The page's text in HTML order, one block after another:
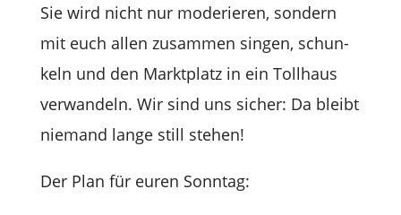
Sie wird nicht nur mode­rie­ren, son­dern
mit euch allen zusam­men sin­gen, schun­
keln und den Markt­platz in ein Toll­haus
ver­wan­deln. Wir sind uns sicher: Da bleibt
nie­mand lange still stehen!
Der Plan für euren Sonntag: